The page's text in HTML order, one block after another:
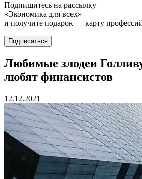
Подпишитесь на рассылку
«Экономика для всех»
и получите подарок — карту
Подписаться
Любимые злодеи
любят финансистов
12.12.2021